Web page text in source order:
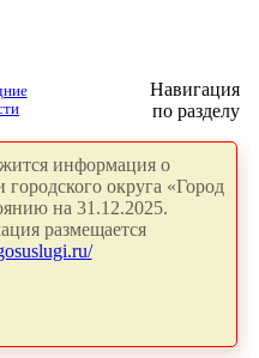
Навигация
по разделу
информация о
округа «Город
на 31.12.2025.
размещается